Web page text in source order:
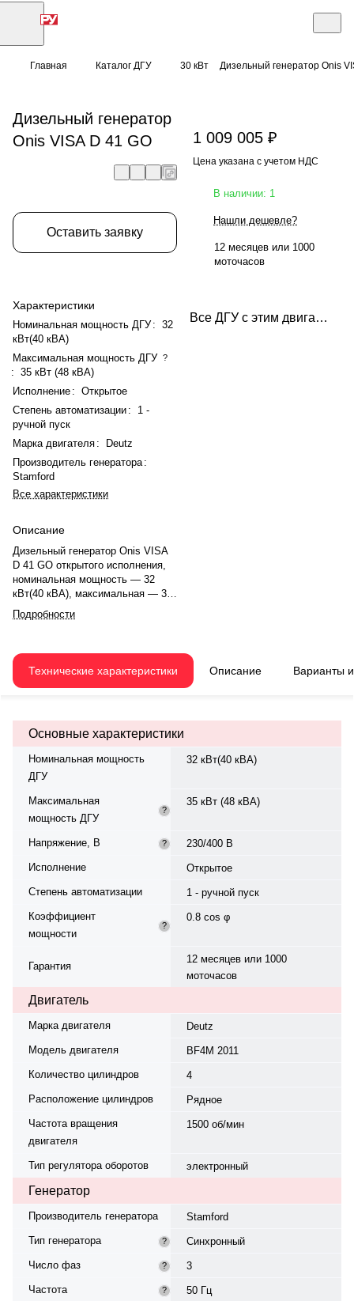
Главная Каталог ДГУ 30 кВт Дизельный генератор Onis
Дизельный генератор
Onis VISA D 41 GO
Оставить заявку
Характеристики
Номинальная мощность ДГУ : 32
кВт(40 кВА)
Максимальная мощность ДГУ ?
: 35 кВт (48 кВА)
Исполнение : Открытое
Степень автоматизации :
1 -
ручной пуск
Марка двигателя :
Deutz
Производитель генератора :
Stamford
Все характеристики
Описание
Дизельный генератор Onis VISA
D 41 GO открытого исполнения,
номинальная мощность — 32
кВт(40 кВА), максимальная — 35
кВт (48 кВА). Двигатель Deutz
BF4M 2011, рядное, 4.0-
оборотов. Система охлаждения
— жидкостная. Частота
230/400 В, 50 Гц, . Расход
топлива: 7.4 л/ч при 75%.. Время
мощности — 16.2 ч. Вес — 840 кг,
габариты: 1950×890×1220 мм.
— 12 месяцев или 1000
моточасов.
Подробности
1 009 005 ₽
Цена указана с учетом НДС
В наличии: 1
Нашли дешевле?
12 месяцев или 1000
моточасов
Все ДГУ с этим двигателем
Технические характеристики Описание Варианты
Основные характеристики
Номинальная мощность
ДГУ
32 кВт(40 кВА)
Максимальная
мощность ДГУ
?
35 кВт (48 кВА)
Напряжение, В ?
230/400 В
Исполнение
Открытое
Степень автоматизации
1 - ручной пуск
Коэффициент
мощности
?
0.8 cos φ
Гарантия
12 месяцев или 1000
моточасов
Двигатель
Марка двигателя
Deutz
Модель двигателя
BF4M 2011
Количество цилиндров
4
Расположение цилиндров
Рядное
Частота вращения
двигателя
1500 об/мин
Тип регулятора оборотов электронный
Генератор
Производитель генератора
Stamford
Тип генератора
?
Синхронный
Число фаз
?
3
Частота
? 50 Гц